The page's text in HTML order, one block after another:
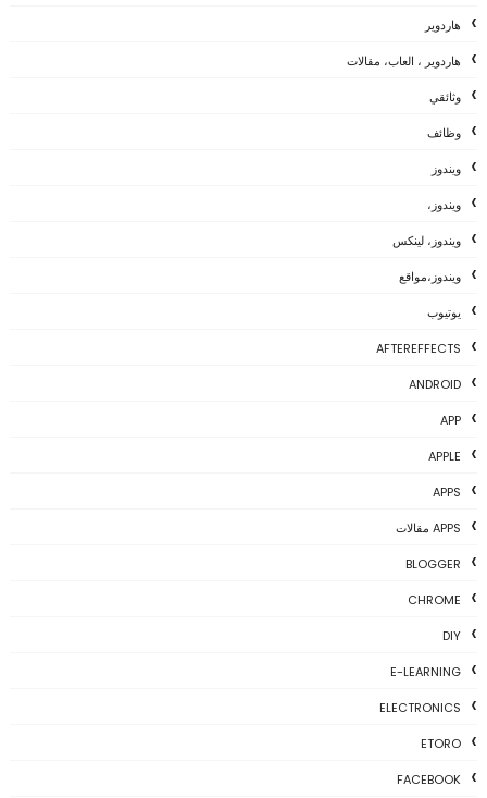
هاردوير
هاردوير ، العاب، مقالات
وثائقي
وظائف
ويندوز
ويندوز،
ويندوز، لينكس
ويندوز،مواقع
يوتيوب
AFTEREFFECTS
ANDROID
APP
APPLE
APPS
APPS مقالات
BLOGGER
CHROME
DIY
E-LEARNING
ELECTRONICS
ETORO
FACEBOOK